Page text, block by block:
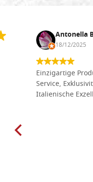
Antonella
18/12/2025
Einzigartige
Service,
Italienische